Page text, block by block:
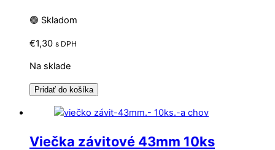
🟢 Skladom
€1,30 s DPH
Na sklade
Pridať do košíka
Viečka závitové 43mm 10ks